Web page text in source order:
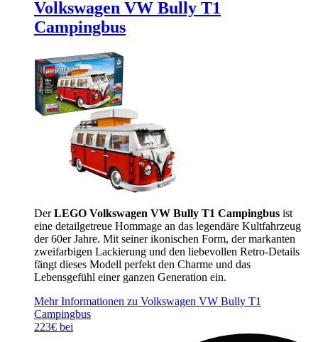
Volkswagen VW Bully T1
Campingbus
DerLEGO Volkswagen VW Bully T1 Campingbus ist
eine detailgetreue Hommage an das legendäre Kultfahrzeug
der 60er Jahre. Mit seiner ikonischen Form, der markanten
zweifarbigen Lackierung und den liebevollen Retro-Details
fängt dieses Modell perfekt den Charme und das
Lebensgefühl einer ganzen Generation ein.
Mehr Informationen zu Volkswagen VW Bully T1
Campingbus
223€ bei